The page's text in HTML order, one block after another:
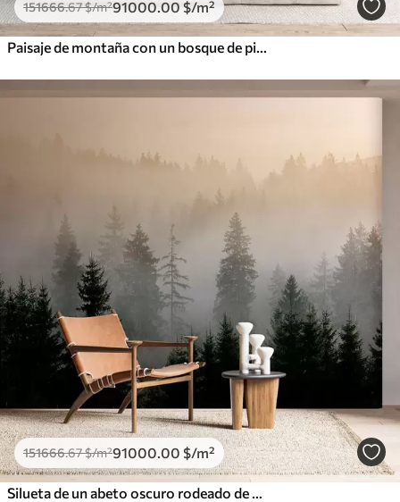
151666.67$/m²91000 .00 $/m²
151666.67$/m²91000 .00 $/m²